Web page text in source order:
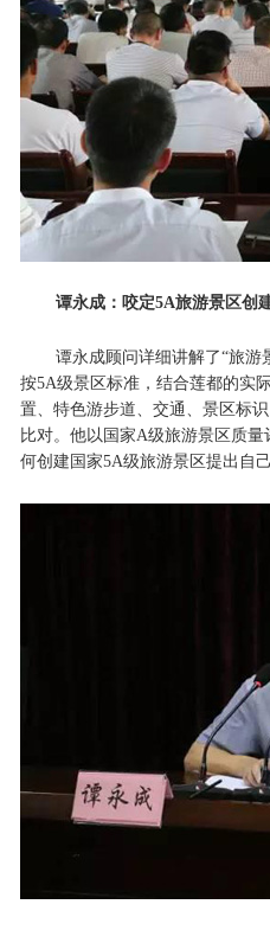
谭永成：咬定5A旅游景区创
谭永成顾问详细讲解了“旅游
按5A级景区标准，结合莲都的实
置、特色游步道、交通、景区标
比对。他以国家A级旅游景区质
何创建国家5A级旅游景区提出自